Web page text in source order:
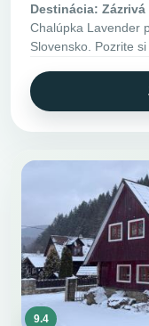
Destinácia: Zázrivá
Chalúpka Lavender
Slovensko. Pozrite
9.4